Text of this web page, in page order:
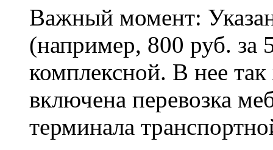
Важный момент:
(например, 800 руб. за
комплексной. В нее
включена перевозка
терминала